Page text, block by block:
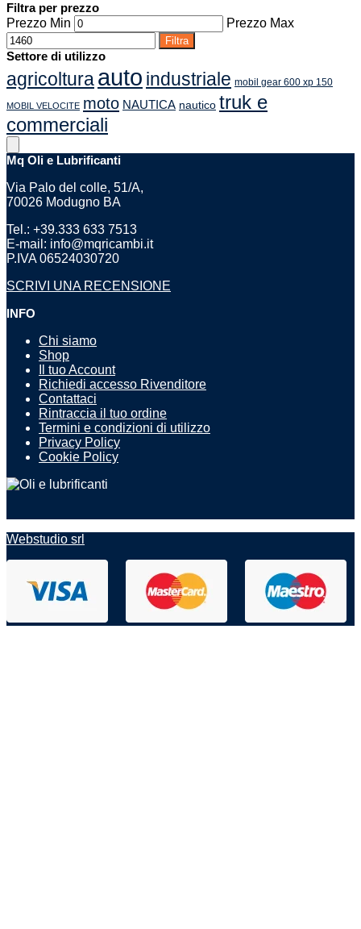
Filtra per prezzo
Prezzo Min
Prezzo Max
Filtra
Settore di utilizzo
agricolturaauto industriale mobil gear 600 xp 150
MOBIL VELOCITE moto NAUTICA nautico truk e
commerciali
Mq Oli e Lubrificanti
Via Palo del colle, 51/A,
70026 Modugno BA
Tel.: +39.333 633 7513
E-mail: info@mqricambi.it
P.IVA 06524030720
SCRIVI UNA RECENSIONE
INFO
Chi siamo
Shop
Il tuo Account
Richiedi accesso Rivenditore
Contattaci
Rintraccia il tuo ordine
Termini e condizioni di utilizzo
Privacy Policy
Cookie Policy
Webstudio srl